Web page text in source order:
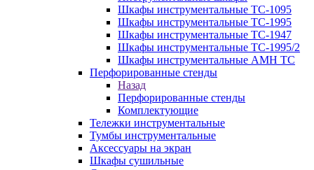
Шкафы инструментальные TC-1095
Шкафы инструментальные TC-1995
Шкафы инструментальные TC-1947
Шкафы инструментальные TC-1995/2
Шкафы инструментальные AMH TC
Перфорированные стенды
Назад
Перфорированные стенды
Комплектующие
Тележки инструментальные
Тумбы инструментальные
Аксессуары на экран
Шкафы сушильные